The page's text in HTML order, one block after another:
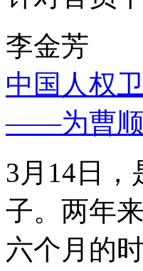
李金芳
中国人权
——为曹顺
3月14日
子。两年
六个月的